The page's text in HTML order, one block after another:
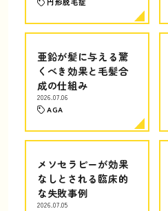
亜鉛が髪に与える驚
くべき効果と毛髪合
成の仕組み
2026.07.06
AGA
メソセラピーが効果
なしとされる臨床的
な失敗事例
2026.07.05